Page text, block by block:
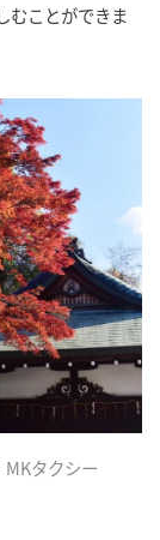
むことができま
タクシー